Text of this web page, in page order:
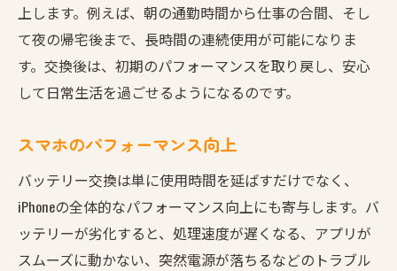
上します。例えば、朝の通勤時間から仕事の合間、そし
て夜の帰宅後まで、長時間の連続使用が可能になりま
す。交換後は、初期のパフォーマンスを取り戻し、安心
して日常生活を過ごせるようになるのです。
スマホのパフォーマンス向上
バッテリー交換は単に使用時間を延ばすだけでなく、
iPhoneの全体的なパフォーマンス向上にも寄与します。バ
ッテリーが劣化すると、処理速度が遅くなる、アプリが
スムーズに動かない、突然電源が落ちるなどのトラブル